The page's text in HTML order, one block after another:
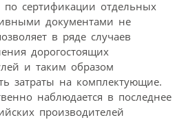
сертификации отдельных
документами не
в ряде случаев
дорогостоящих
и таким образом
затраты на комплектующие.
наблюдается в последнее
производителей